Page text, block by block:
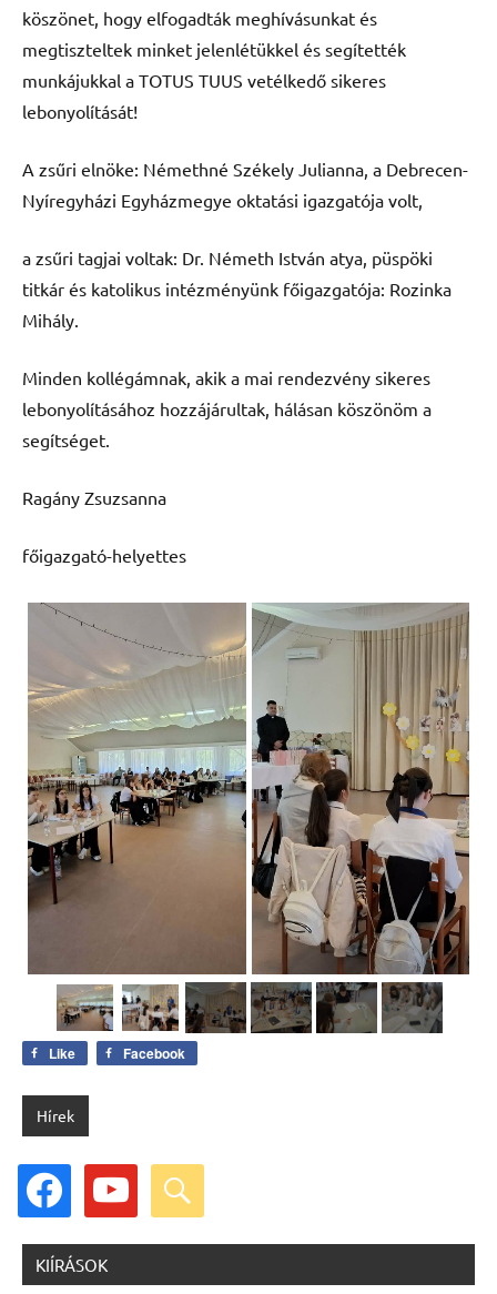
köszönet, hogy elfogadták meghívásunkat és
megtiszteltek minket jelenlétükkel és segítették
munkájukkal a TOTUS TUUS vetélkedő sikeres
lebonyolítását!
A zsűri elnöke: Némethné Székely Julianna, a Debrecen-
Nyíregyházi Egyházmegye oktatási igazgatója volt,
a zsűri tagjai voltak: Dr. Németh István atya, püspöki
titkár és katolikus intézményünk főigazgatója: Rozinka
Mihály.
Minden kollégámnak, akik a mai rendezvény sikeres
lebonyolításához hozzájárultak, hálásan köszönöm a
segítséget.
Ragány Zsuzsanna
főigazgató-helyettes
Like Facebook
Hírek
facebook youtube search
KIÍRÁSOK